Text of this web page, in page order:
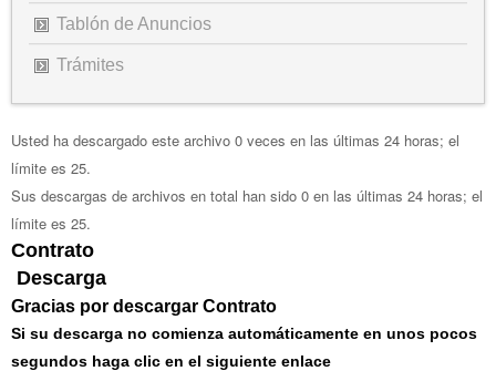
Tablón de Anuncios
Trámites
Usted ha descargado este archivo 0 veces en las últimas 24 horas; el
límite es 25.
Sus descargas de archivos en total han sido 0 en las últimas 24 horas; el
límite es 25.
Contrato
Descarga
Gracias por descargar Contrato
Si su descarga no comienza automáticamente en unos pocos
segundos haga clic en el siguiente enlace